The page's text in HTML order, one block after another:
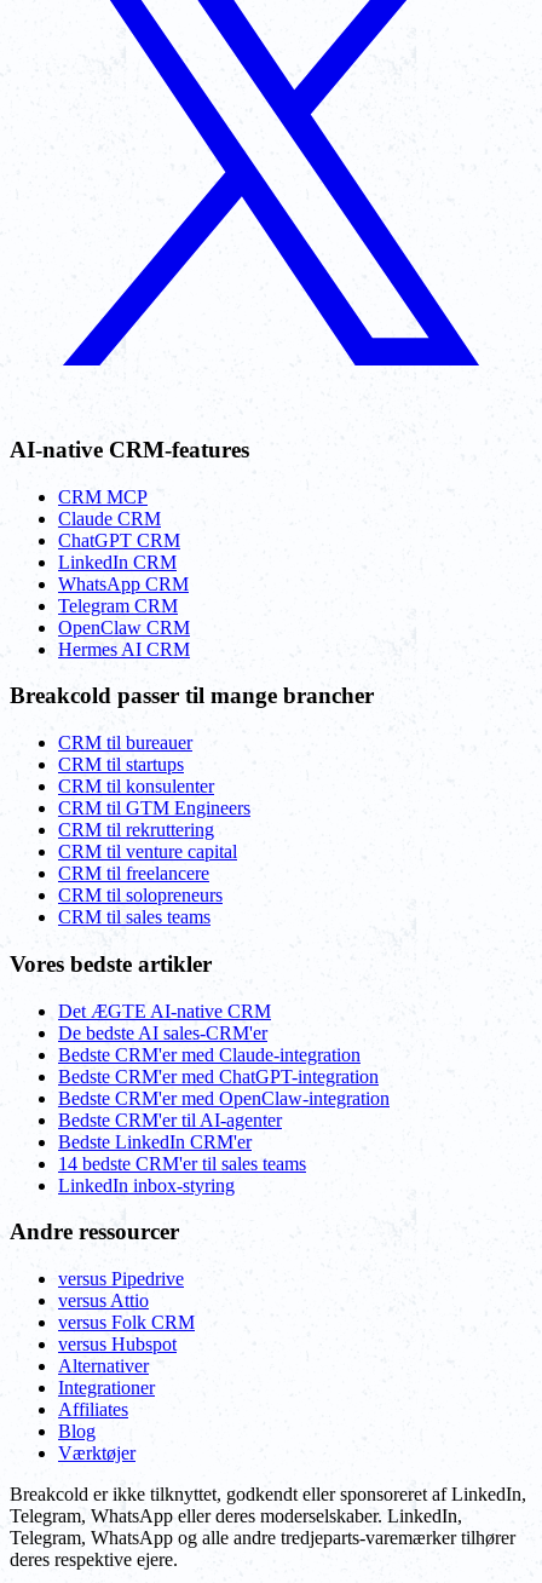
AI-native CRM-features
CRM MCP
Claude CRM
ChatGPT CRM
LinkedIn CRM
WhatsApp CRM
Telegram CRM
OpenClaw CRM
Hermes AI CRM
Breakcold passer til mange brancher
CRM til bureauer
CRM til startups
CRM til konsulenter
CRM til GTM Engineers
CRM til rekruttering
CRM til venture capital
CRM til freelancere
CRM til solopreneurs
CRM til sales teams
Vores bedste artikler
Det ÆGTE AI-native CRM
De bedste AI sales-CRM'er
Bedste CRM'er med Claude-integration
Bedste CRM'er med ChatGPT-integration
Bedste CRM'er med OpenClaw-integration
Bedste CRM'er til AI-agenter
Bedste LinkedIn CRM'er
14 bedste CRM'er til sales teams
LinkedIn inbox-styring
Andre ressourcer
versus Pipedrive
versus Attio
versus Folk CRM
versus Hubspot
Alternativer
Integrationer
Affiliates
Blog
Værktøjer
Breakcold er ikke tilknyttet, godkendt eller sponsoreret af LinkedIn,
Telegram, WhatsApp eller deres moderselskaber. LinkedIn,
Telegram, WhatsApp og alle andre tredjeparts-varemærker tilhører
deres respektive ejere.